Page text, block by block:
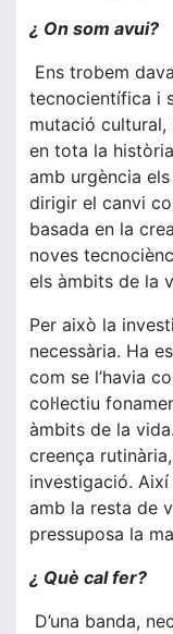
¿ On som avui?
Ens trobem
tecnocientífica i
mutació cultural,
en tota la
amb urgència
dirigir el canvi
basada en la
noves
els àmbits de la
Per això la
necessària. Ha
com se l’havia
col·lectiu
àmbits de la
creença
investigació.
amb la resta de
pressuposa la
¿ Què cal fer?
D’una banda,